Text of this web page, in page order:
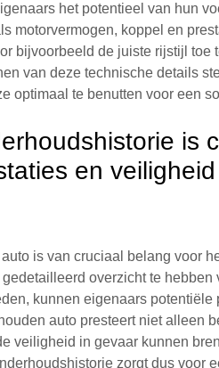
het potentieel van hun
motorvermogen, koppel en
bijvoorbeeld de juiste rijstijl toe
van deze technische details
optimaal te benutten voor een
is
en
is van cruciaal belang voor
overzicht te hebben
kunnen eigenaars potentiële
auto presteert niet alleen
veiligheid in gevaar kunnen
zorgt dus voor